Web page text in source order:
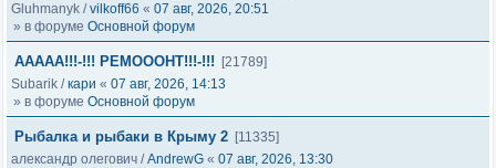
Gluhmanyk /vilkoff66 « 07 авг, 2026, 20:51
» в форуме Основной форум
ААААА!!!-!!! РЕМОООНТ!!!-!!!
[21789]
Subarik /кари « 07 авг, 2026, 14:13
» в форуме Основной форум
Рыбалка и рыбаки в Крыму 2 [11335]
александр олегович /AndrewG « 07 авг, 2026, 13:30